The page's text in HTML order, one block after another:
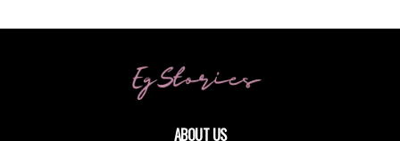
ABOUT US